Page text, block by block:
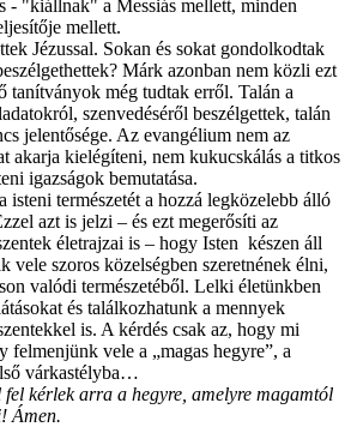
- "kiállnak" a Messiás mellett, minden
mellett.
Jézussal. Sokan és sokat gondolkodtak
Márk azonban nem közli ezt
tanítványok még tudtak erről. Talán a
szenvedéséről beszélgettek, talán
jelentősége. Az evangélium nem az
akarja kielégíteni, nem kukucskálás a titkos
igazságok bemutatása.
isteni természetét a hozzá legközelebb álló
azt is jelzi – és ezt megerősíti az
életrajzai is – hogy Isten készen áll
vele szoros közelségben szeretnének élni,
valódi természetéből. Lelki életünkben
és találkozhatunk a mennyek
is. A kérdés csak az, hogy mi
felmenjünk vele a „magas hegyre”, a
várkastélyba…
kérlek arra a hegyre, amelyre magamtól
Ámen.